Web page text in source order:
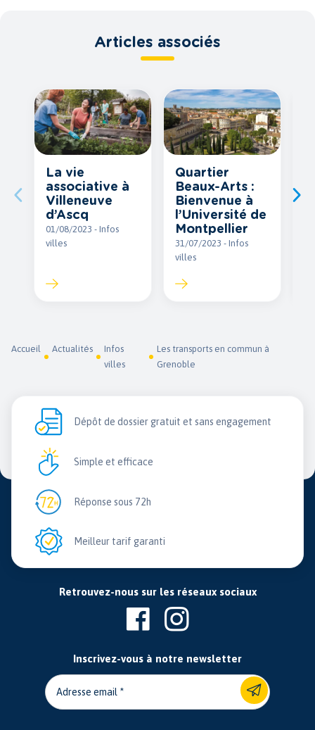
Accueil Actualités
Infos
villes
Les transports en commun à
Grenoble
Articles associés
La vie
associative à
Villeneuve
d’Ascq
01/08/2023 - Infos
villes
Quartier
Beaux-Arts :
Bienvenue à
l’Université de
Montpellier
31/07/2023 - Infos
villes
Dépôt de dossier gratuit et sans engagement
Simple et efficace
Réponse sous 72h
Meilleur tarif garanti
Retrouvez-nous sur les réseaux sociaux
Inscrivez-vous à notre newsletter
Adresse email